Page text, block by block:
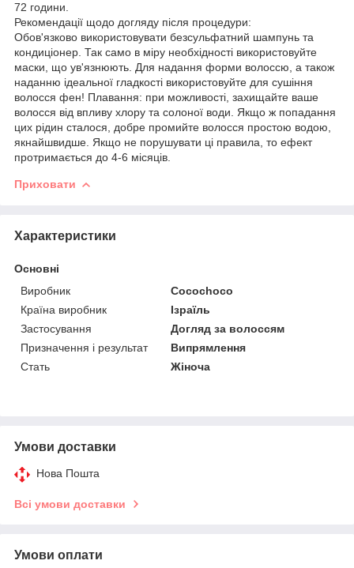
72 години.
Рекомендації щодо догляду після процедури:
Обов'язково використовувати безсульфатний шампунь та
кондиціонер. Так само в міру необхідності використовуйте
маски, що ув'язнюють. Для надання форми волоссю, а також
наданню ідеальної гладкості використовуйте для сушіння
волосся фен! Плавання: при можливості, захищайте ваше
волосся від впливу хлору та солоної води. Якщо ж попадання
цих рідин сталося, добре промийте волосся простою водою,
якнайшвидше. Якщо не порушувати ці правила, то ефект
протримається до 4-6 місяців.
Приховати
Характеристики
Основні
Виробник
Cocochoco
Країна виробник
Ізраїль
Застосування
Догляд за волоссям
Призначення і результат
Випрямлення
Стать
Жіноча
Умови доставки
Нова Пошта
Всі умови доставки
Умови оплати